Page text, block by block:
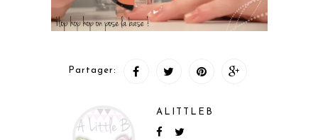
Partager:
ALITTLEB